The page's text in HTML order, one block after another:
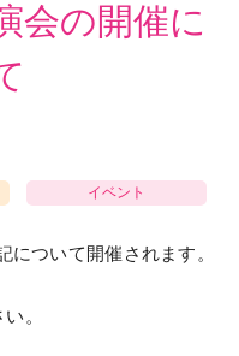
会の開催に
イベント
ついて開催されます。
。